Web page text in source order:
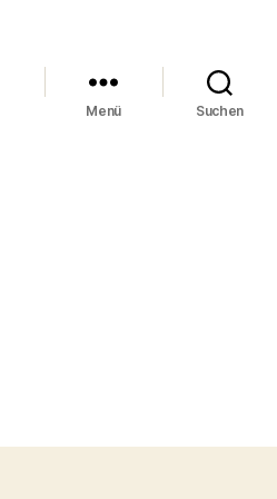
Menü Suchen